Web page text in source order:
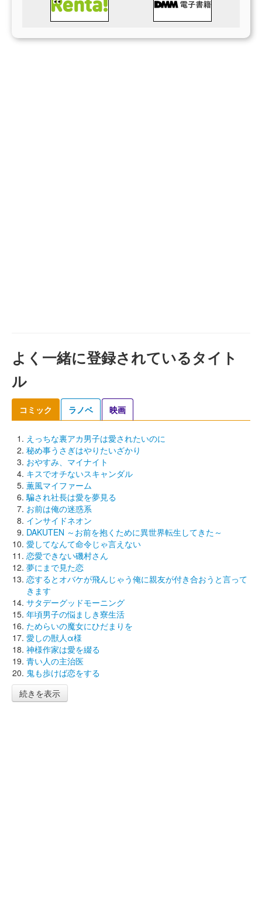
よく一緒に登録されているタイト
ル
コミック ラノベ 映画
えっちな裏アカ男子は愛されたいのに
秘め事うさぎはやりたいざかり
おやすみ、マイナイト
キスでオチないスキャンダル
薫風マイファーム
騙され社長は愛を夢見る
お前は俺の迷惑系
インサイドネオン
DAKUTEN ～お前を抱くために異世界転生してきた～
愛してなんて命令じゃ言えない
恋愛できない磯村さん
夢にまで見た恋
恋するとオバケが飛んじゃう俺に親友が付き合おうと言って
きます
サタデーグッドモーニング
年頃男子の悩ましき寮生活
ためらいの魔女にひだまりを
愛しの獣人α様
神様作家は愛を綴る
青い人の主治医
鬼も歩けば恋をする
続きを表示